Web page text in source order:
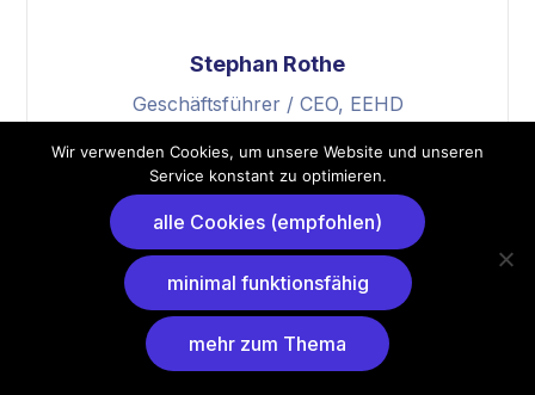
Stephan Rothe
Geschäftsführer / CEO, EEHD
Distribution GmbH
Wir verwenden Cookies, um unsere Website und unseren
Service konstant zu optimieren.
alle Cookies (empfohlen)
minimal funktionsfähig
mehr zum Thema